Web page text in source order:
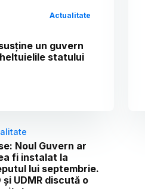
Actualitate
un guvern
statului
Noul Guvern ar
fi instalat la
lui septembrie.
și UDMR discută o